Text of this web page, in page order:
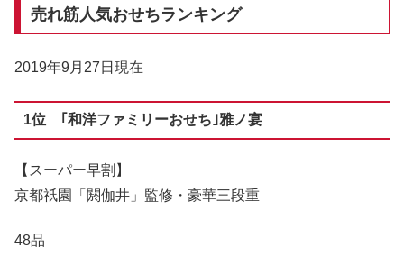
売れ筋人気おせちランキング
2019年9月27日現在
1位 ｢和洋ファミリーおせち｣雅ノ宴
【スーパー早割】
京都祇園「閼伽井」監修・豪華三段重
48品